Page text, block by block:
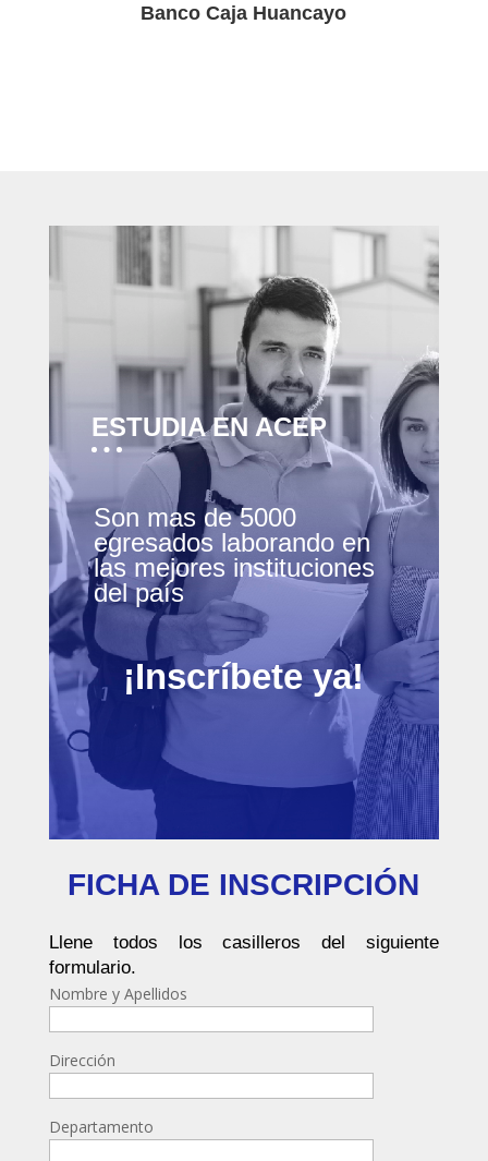
Banco Caja Huancayo
ESTUDIA EN ACEP
Son mas de 5000
egresados laborando en
las mejores instituciones
del país
¡Inscríbete ya!
FICHA DE INSCRIPCIÓN
Llene todos los casilleros del siguiente
formulario.
Nombre y Apellidos
Dirección
Departamento